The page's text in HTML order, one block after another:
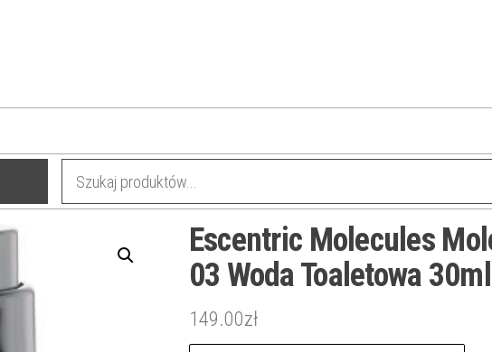
Escentric Molecules
03 Woda Toaletowa 30ml
149.00zł